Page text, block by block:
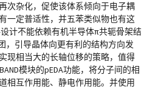
次杂化，促使该体系倾向于电子耦
一定普适性，并五苯类似物也有这
计不能依赖有机半导体π共轭骨架结
，引导晶体向更有利的结构方向发
现相当大的长轴位移的策略，值得
模块的pEDA功能，将分子间的相
相互作用能、静电作用能。并使用